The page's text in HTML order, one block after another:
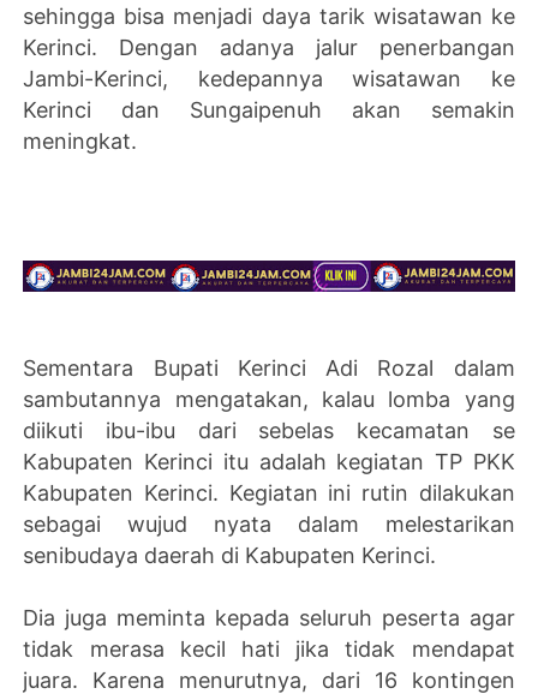
sehingga bisa menjadi daya tarik wisatawan ke
Kerinci. Dengan adanya jalur penerbangan
Jambi-Kerinci, kedepannya wisatawan ke
Kerinci dan Sungaipenuh akan semakin
meningkat.
Sementara Bupati Kerinci Adi Rozal dalam
sambutannya mengatakan, kalau lomba yang
diikuti ibu-ibu dari sebelas kecamatan se
Kabupaten Kerinci itu adalah kegiatan TP PKK
Kabupaten Kerinci. Kegiatan ini rutin dilakukan
sebagai wujud nyata dalam melestarikan
senibudaya daerah di Kabupaten Kerinci.
Dia juga meminta kepada seluruh peserta agar
tidak merasa kecil hati jika tidak mendapat
juara. Karena menurutnya, dari 16 kontingen